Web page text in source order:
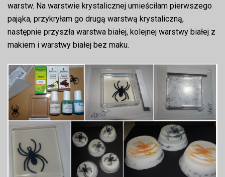
warstw. Na warstwie krystalicznej umieściłam pierwszego
pająka, przykryłam go drugą warstwą krystaliczną,
następnie przyszła warstwa białej, kolejnej warstwy białej z
makiem i warstwy białej bez maku.